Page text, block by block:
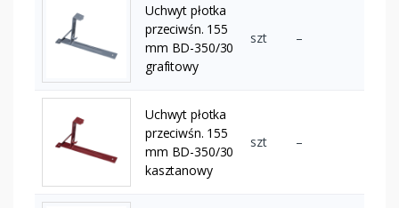
Uchwyt płotka
przeciwśn. 155
mm BD-350/30
grafitowy
szt –
Uchwyt płotka
przeciwśn. 155
mm BD-350/30
kasztanowy
szt –